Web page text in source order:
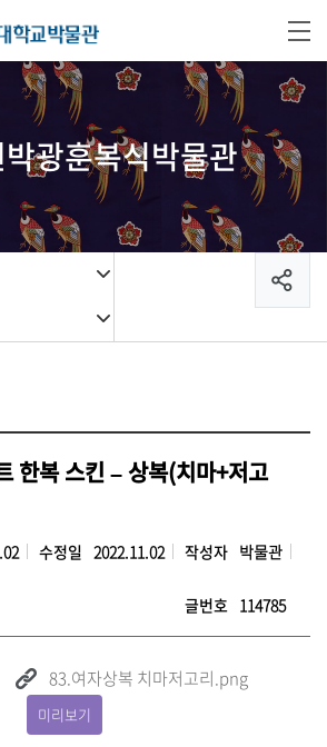
광훈복식박물관
한복 스킨 – 상복(치마+저고
수정일 2022.11.02 작성자 박물관
글번호 114785
83.여자상복 치마저고리.png
미리보기